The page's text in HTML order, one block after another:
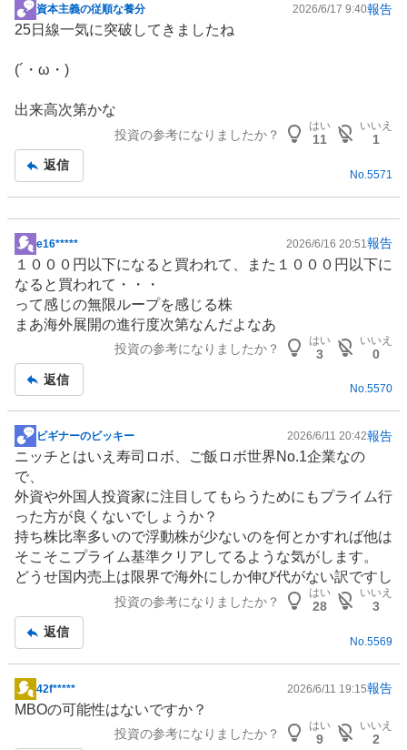
掲
示
記
資本主義の従順な養分 2026/6/17 9:40報告
25日線一気に突破してきましたね
(´・ω・)
出来高次第かな
投資の参考になりましたか？
はい
11
いいえ
1
返信
No. 5571
掲
示
板
記
事
e16***** 2026/6/16 20:51 報告
１０００円以下になると買われて、また１０００円以下に
なると買われて・・・
って感じの無限ループを感じる株
まあ海外展開の進行度次第なんだよなあ
投資の参考になりましたか？
はい
3
いいえ
0
返信
No.5570
掲
示
板
記
事
ビギナーのビッキー 2026/6/11 20:42報告
ニッチとはいえ寿司ロボ、ご飯ロボ世界No.1企業なの
で、
外資や外国人投資家に注目してもらうためにもプライム行
った方が良くないでしょうか？
持ち株比率多いので浮動株が少ないのを何とかすれば他は
そこそこプライム基準クリアしてるような気がします。
どうせ国内売上は限界で海外にしか伸び代がない訳ですし
投資の参考になりましたか？
はい
28
いいえ
3
返信
No. 5569
掲
示
42f***** 2026/6/11 19:15報告
MBOの可能性はないですか？
投資の参考になりましたか？
はい
9
いいえ
2